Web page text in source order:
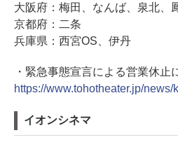
大阪府：梅田、なんば、泉北、
京都府：二条
兵庫県：西宮OS、伊丹
・緊急事態宣言による営業休止
https://www.tohotheater.jp/news/
イオンシネマ